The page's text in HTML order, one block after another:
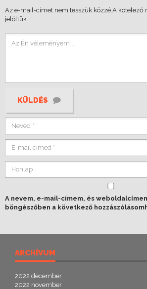
Az e-mail-címet nem tesszük közzé. A kötelező
jelöltük
KÜLDÉS
A nevem, e-mail-címem, és
böngészőben a következő
ARCHÍVUM
2022 december
2022 november